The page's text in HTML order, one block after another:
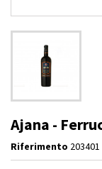
Ajana -
Riferimento 203401